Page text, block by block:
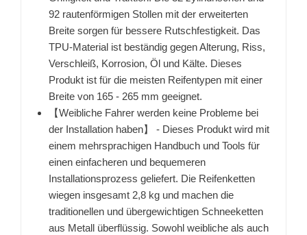
92 rautenförmigen Stollen mit der erweiterten
Breite sorgen für bessere Rutschfestigkeit. Das
TPU-Material ist beständig gegen Alterung, Riss,
Verschleiß, Korrosion, Öl und Kälte. Dieses
Produkt ist für die meisten Reifentypen mit einer
Breite von 165 - 265 mm geeignet.
【Weibliche Fahrer werden keine Probleme bei
der Installation haben】 - Dieses Produkt wird mit
einem mehrsprachigen Handbuch und Tools für
einen einfacheren und bequemeren
Installationsprozess geliefert. Die Reifenketten
wiegen insgesamt 2,8 kg und machen die
traditionellen und übergewichtigen Schneeketten
aus Metall überflüssig. Sowohl weibliche als auch